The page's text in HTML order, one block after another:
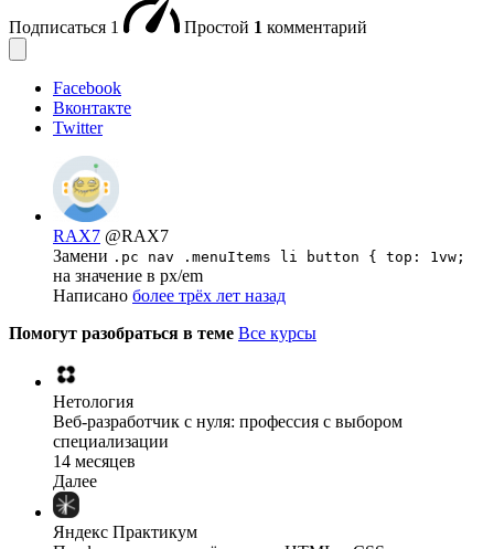
Подписаться 1 Простой 1 комментарий
Facebook
Вконтакте
Twitter
RAX7 @RAX7
Замени .pc nav .menuItems li button { top: 1vw;
на значение в px/em
Написано более трёх лет назад
Помогут разобраться в теме Все курсы
Нетология
Веб-разработчик с нуля: профессия с выбором
специализации
14 месяцев
Далее
Яндекс Практикум